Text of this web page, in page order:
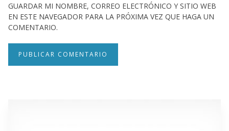
GUARDAR MI NOMBRE, CORREO ELECTRÓNICO Y SITIO WEB
EN ESTE NAVEGADOR PARA LA PRÓXIMA VEZ QUE HAGA UN
COMENTARIO.